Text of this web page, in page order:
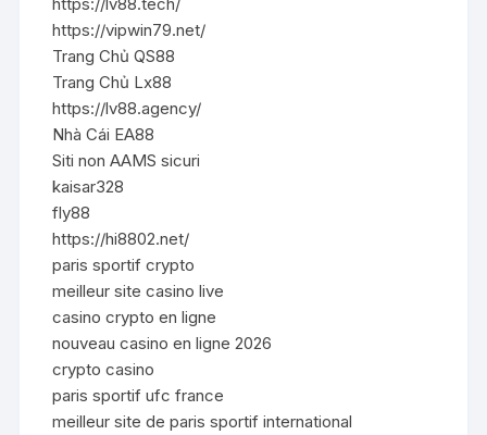
https://vipwin79.net/
Trang Chủ QS88
Trang Chủ Lx88
https://lv88.agency/
Nhà Cái EA88
Siti non AAMS sicuri
kaisar328
fly88
https://hi8802.net/
paris sportif crypto
meilleur site casino live
casino crypto en ligne
nouveau casino en ligne 2026
crypto casino
paris sportif ufc france
meilleur site de paris sportif international